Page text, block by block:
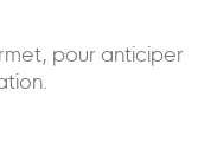
pour anticiper